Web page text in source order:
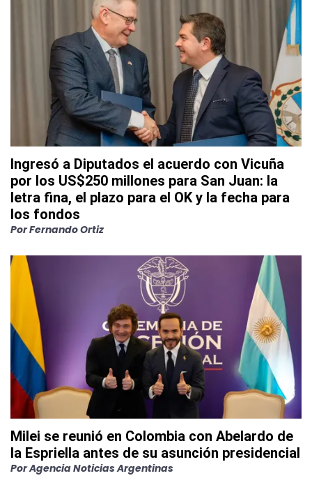
Ingresó a Diputados el acuerdo con Vicuña
por los US$250 millones para San Juan: la
letra fina, el plazo para el OK y la fecha para
los fondos
PorFernando Ortiz
Milei se reunió en Colombia con Abelardo de
la Espriella antes de su asunción presidencial
PorAgencia Noticias Argentinas